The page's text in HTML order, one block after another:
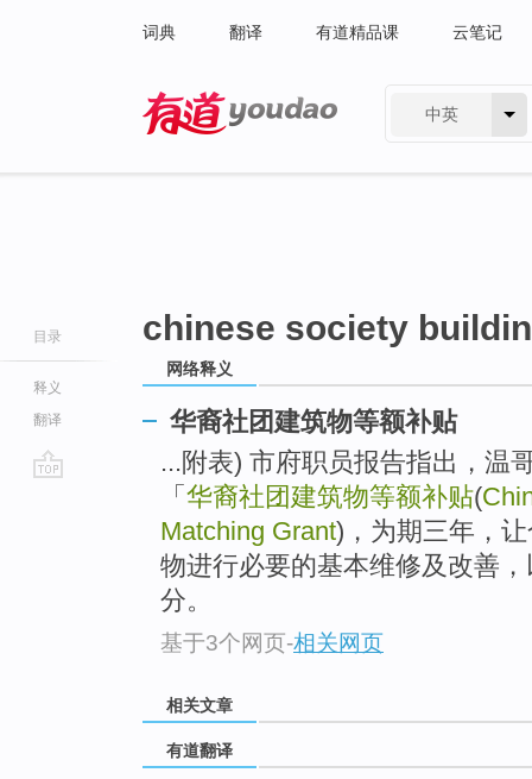
词典 翻译 有道精品课 云笔记
中英
目录
释义
翻译
chinese society
网络释义
华裔社团建筑物等额补贴
...附表) 市府职员报告指出，温
「 华裔社团建筑物等额补贴(
Matching Grant)，为期三年，
物进行必要的基本维修及改善
分。
基于3个网页-相关网页
相关文章
有道翻译